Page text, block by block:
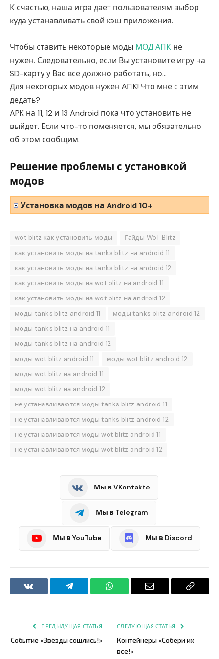
К счастью, наша игра дает пользователям выбор
куда устанавливать свой кэш приложения.
Чтобы ставить некоторые моды МОД АПК не
нужен. Следовательно, если Вы установите игру на
SD-карту у Вас все должно работать, но…
Для некоторых модов нужен АПК! Что мне с этим
дедать?
APK на 11, 12 и 13 Android пока что установить не
выйдет. Если что-то поменяется, мы обязательно
об этом сообщим.
Решение проблемы с установкой
модов
Установка модов на Android 10+
wot blitz как установить моды
Гайды WoT Blitz
как установить моды на tanks blitz на android 11
как установить моды на tanks blitz на android 12
как установить моды на wot blitz на android 11
как установить моды на wot blitz на android 12
моды tanks blitz android 11
моды tanks blitz android 12
моды tanks blitz на android 11
моды tanks blitz на android 12
моды wot blitz android 11
моды wot blitz android 12
моды wot blitz на android 11
моды wot blitz на android 12
не устанавливаются моды tanks blitz android 11
не устанавливаются моды tanks blitz android 12
не устанавливаются моды wot blitz android 11
не устанавливаются моды wot blitz android 12
Мы в VKontakte
Мы в Telegram
Мы в YouTube Мы в Discord
VKontakteTelegram WhatsApp Email
Copy
ПРЕДЫДУЩАЯ СТАТЬЯ
Событие «Звёзды сошлись!»
СЛЕДУЮЩАЯ СТАТЬЯ
Контейнеры «Собери их
все!»